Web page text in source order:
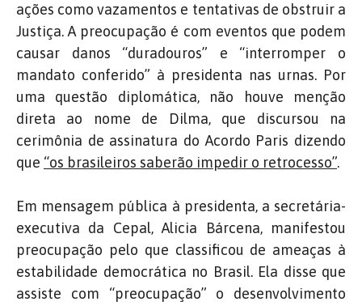
ações como vazamentos e tentativas de obstruir a
Justiça. A preocupação é com eventos que podem
causar danos “duradouros” e “interromper o
mandato conferido” à presidenta nas urnas. Por
uma questão diplomática, não houve menção
direta ao nome de Dilma, que discursou na
cerimônia de assinatura do Acordo Paris dizendo
que “os brasileiros saberão impedir o retrocesso”.
Em mensagem pública à presidenta, a secretária-
executiva da Cepal, Alicia Bárcena, manifestou
preocupação pelo que classificou de ameaças à
estabilidade democrática no Brasil. Ela disse que
assiste com “preocupação” o desenvolvimento